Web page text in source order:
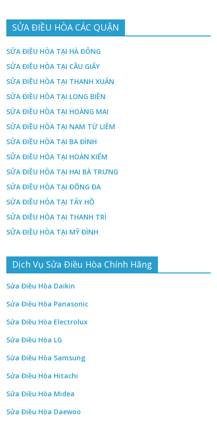
SỬA ĐIỀU HÒA CÁC QUẬN
SỬA ĐIỀU HÒA TẠI HÀ ĐÔNG
SỬA ĐIỀU HÒA TẠI CẦU GIẤY
SỬA ĐIỀU HÒA TẠI THANH XUÂN
SỬA ĐIỀU HÒA TẠI LONG BIÊN
SỬA ĐIỀU HÒA TẠI HOÀNG MAI
SỬA ĐIỀU HÒA TẠI NAM TỪ LIÊM
SỬA ĐIỀU HÒA TẠI BA ĐÌNH
SỬA ĐIỀU HÒA TẠI HOÀN KIẾM
SỬA ĐIỀU HÒA TẠI HAI BÀ TRƯNG
SỬA ĐIỀU HÒA TẠI ĐỐNG ĐA
SỬA ĐIỀU HÒA TẠI TÂY HỒ
SỬA ĐIỀU HÒA TẠI THANH TRÌ
SỬA ĐIỀU HÒA TẠI MỸ ĐÌNH
Dịch Vụ Sửa Điều Hòa Chính Hãng
Sửa Điều Hòa Daikin
Sửa Điều Hòa Panasonic
Sửa Điều Hòa Electrolux
Sửa Điều Hòa LG
Sửa Điều Hòa Samsung
Sửa Điều Hòa Hitachi
Sửa Điều Hòa Midea
Sửa Điều Hòa Daewoo